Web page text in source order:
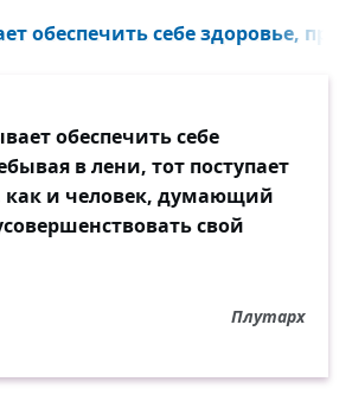
обеспечить себе здоровье,
обеспечить себе
в лени, тот поступает
как и человек, думающий
свой
Плутарх